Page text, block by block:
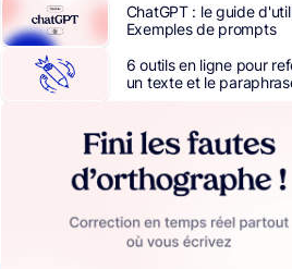
ChatGPT : le guide
Exemples de prompts
6 outils en ligne pour
un texte et le